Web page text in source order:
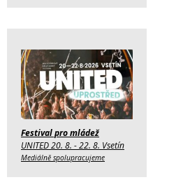
Festival pro mládež
UNITED 20. 8. - 22. 8. Vsetín
Mediálně spolupracujeme